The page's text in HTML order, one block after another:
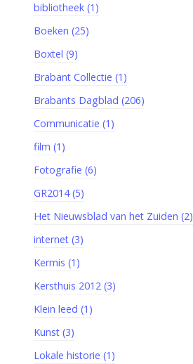
bibliotheek (1)
Boeken (25)
Boxtel (9)
Brabant Collectie (1)
Brabants Dagblad (206)
Communicatie (1)
film (1)
Fotografie (6)
GR2014 (5)
Het Nieuwsblad van het Zuiden (2)
internet (3)
Kermis (1)
Kersthuis 2012 (3)
Klein leed (1)
Kunst (3)
Lokale historie (1)